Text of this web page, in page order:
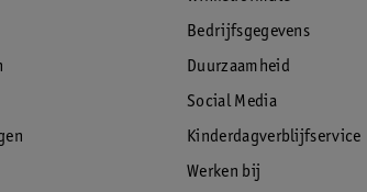
Bedrijfsgegevens
Duurzaamheid
Social Media
Kinderdagverblijfservice
Werken bij